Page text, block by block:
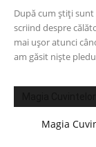
După cum știți
scriind despre
mai ușor atunci
am găsit niște
Magia